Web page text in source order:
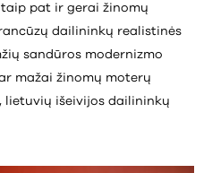
pat ir gerai žinomų
dailininkų realistinės
sandūros modernizmo
mažai žinomų moterų
lietuvių išeivijos dailininkų